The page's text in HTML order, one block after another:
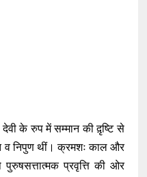
देवी के रुप में सम्मान की द़ृष्टि से
व निपुण थीं। क्रमशः काल और
प्रवृत्ति की ओर